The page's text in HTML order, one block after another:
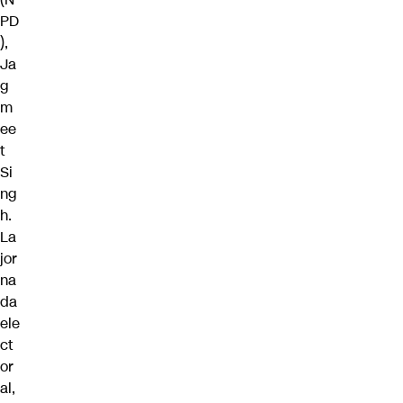
PD
),
Ja
g
m
ee
t
Si
ng
h.
La
jor
na
da
ele
ct
or
al,